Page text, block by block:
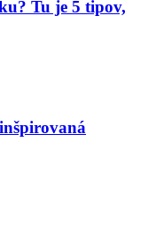
Tu je 5 tipov,